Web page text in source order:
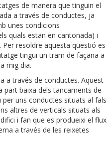
de manera que tinguin el
a través de conductes, ja
unes condicions
quals estan en cantonada) i
resoldre aquesta qüestió es
tingui un tram de façana a
mig dia.
a través de conductes. Aquest
part baixa dels tancaments de
per uns conductes situats al fals
altres de verticals situats als
i fan que es produeixi el flux
a través de les reixetes